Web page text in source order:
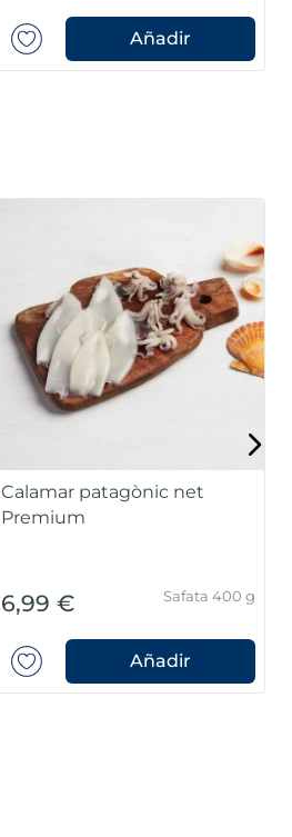
Añadir
Calamar patagònic net
Premium
6,99 € Safata 400 g
Añadir